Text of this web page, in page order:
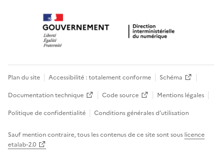
Plan du site Accessibilité : totalement conforme
Schéma
Documentation technique
Code source
Mentions légales
Politique de confidentialité
Conditions générales d’utilisation
Sauf mention contraire, tous les contenus de ce site sont sous licence
etalab-2.0